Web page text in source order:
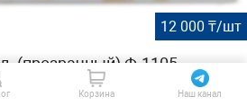
12 000 ₸/шт
(прозрачный) Ф-1105
Корзина Наш канал